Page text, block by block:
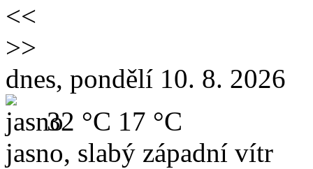
<<
>>
dnes, pondělí 10. 8. 2026
32 °C 17 °C
jasno, slabý západní vítr